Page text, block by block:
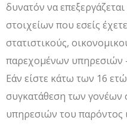
δυνατόν να
στοιχείων που εσείς
στατιστικούς,
παρεχομένων υπηρεσιών
Εάν είστε κάτω των 16
συγκατάθεση των γονέων
υπηρεσιών του παρόντος